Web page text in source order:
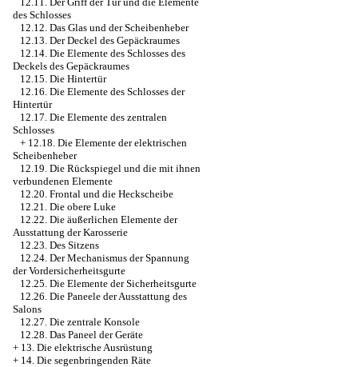
des Schlosses
12.12. Das Glas und der Scheibenheber
12.13. Der Deckel des Gepäckraumes
12.14. Die Elemente des Schlosses des
Deckels des Gepäckraumes
12.15. Die Hintertür
12.16. Die Elemente des Schlosses der
Hintertür
12.17. Die Elemente des zentralen
Schlosses
+ 12.18. Die Elemente der elektrischen
Scheibenheber
12.19. Die Rückspiegel und die mit ihnen
verbundenen Elemente
12.20. Frontal und die Heckscheibe
12.21. Die obere Luke
12.22. Die äußerlichen Elemente der
Ausstattung der Karosserie
12.23. Des Sitzens
12.24. Der Mechanismus der Spannung
der Vordersicherheitsgurte
12.25. Die Elemente der Sicherheitsgurte
12.26. Die Paneele der Ausstattung des
Salons
12.27. Die zentrale Konsole
12.28. Das Paneel der Geräte
+ 13. Die elektrische Ausrüstung
+ 14. Die segenbringenden Räte